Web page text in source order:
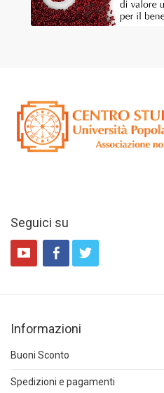
Seguici su
Informazioni
Buoni Sconto
Spedizioni e pagamenti